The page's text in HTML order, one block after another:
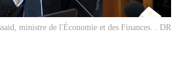
ministre de l'Économie et des Finances. . DR